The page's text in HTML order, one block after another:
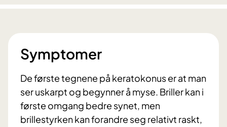
Symptomer
De første tegnene på keratokonus er at man
ser uskarpt og begynner å myse. Briller kan i
første omgang bedre synet, men
brillestyrken kan forandre seg relativt raskt,